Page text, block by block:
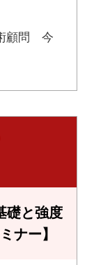
顧問 今
礎と強度
ナー】